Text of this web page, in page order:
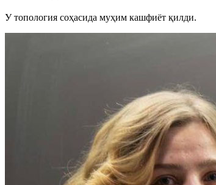
У топология соҳасида муҳим кашфиёт қилди.